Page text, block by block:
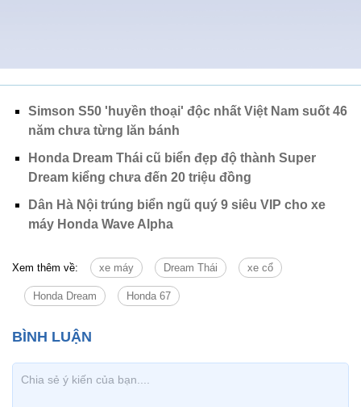
Simson S50 'huyền thoại' độc nhất Việt Nam suốt 46
năm chưa từng lăn bánh
Honda Dream Thái cũ biển đẹp độ thành Super
Dream kiểng chưa đến 20 triệu đồng
Dân Hà Nội trúng biển ngũ quý 9 siêu VIP cho xe
máy Honda Wave Alpha
Xem thêm về: xe máy Dream Thái xe cổ
Honda Dream Honda 67